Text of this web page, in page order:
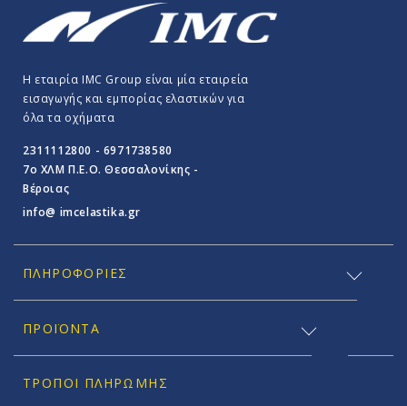
Η εταιρία IMC Group είναι μία εταιρεία
εισαγωγής και εμπορίας ελαστικών για
όλα τα οχήματα
2311112800 - 6971738580
7o ΧΛΜ Π.E.O. Θεσσαλονίκης -
Βέροιας
info@ imcelastika.gr
ΠΛΗΡΟΦΟΡΊΕΣ
ΠΡΟΪΟΝΤΑ
ΤΡΌΠΟΙ ΠΛΗΡΩΜΉΣ